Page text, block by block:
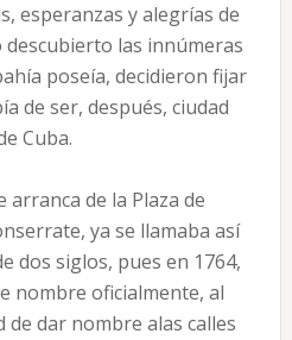
esperanzas y alegrías de
las innúmeras
poseía, decidieron fijar
de ser, después, ciudad
Cuba.
arranca de la Plaza de
ya se llamaba así
dos siglos, pues en 1764,
nombre oficialmente, al
de dar nombre alas calles